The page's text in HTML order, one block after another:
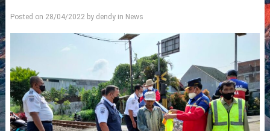
Posted on 28/04/2022by dendyin News